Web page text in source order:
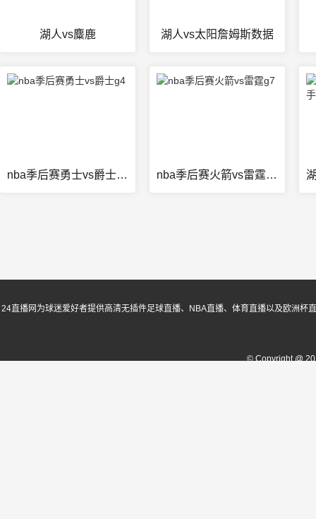
湖人vs麋鹿 湖人vs太阳詹姆斯数据
nba季后赛勇士vs爵士g4 nba季后赛火箭vs雷霆g7
24直播网为球迷爱好者提供高清无插件足球直播、NBA直播、体育直播以及欧洲
© Copyright @